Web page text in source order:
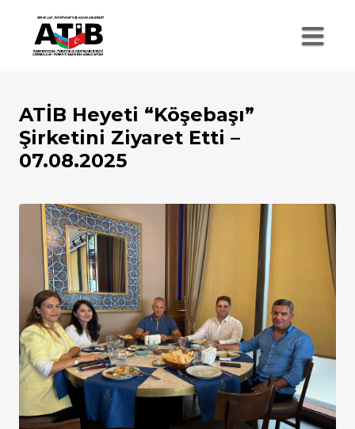
ATİB Heyeti “Köşebaşı”
Şirketini Ziyaret Etti –
07.08.2025